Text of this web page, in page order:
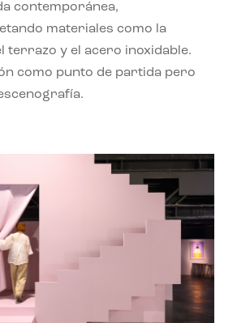
contemporánea,
materiales como la
terrazo y el acero inoxidable.
como punto de partida pero